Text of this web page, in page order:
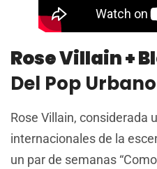
Rose Villain +
Del Pop Urbano
Rose Villain, considerada
internacionales de la
un par de semanas